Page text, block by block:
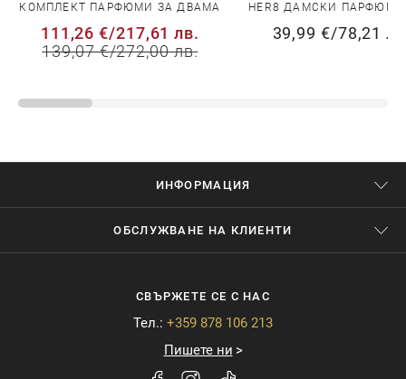
КОМПЛЕКТ ПАРФЮМИ ЗА ДВАМА
111,26 €/217,61 лв.
139,07 €/272,00 лв.
HER8 ДАМСКИ ПАРФЮМ
39,99 €/78,21
ИНФОРМАЦИЯ
ОБСЛУЖВАНЕ НА КЛИЕНТИ
СВЪРЖЕТЕ СЕ С НАС
Тел.: +359 878 106 213
Пишете ни